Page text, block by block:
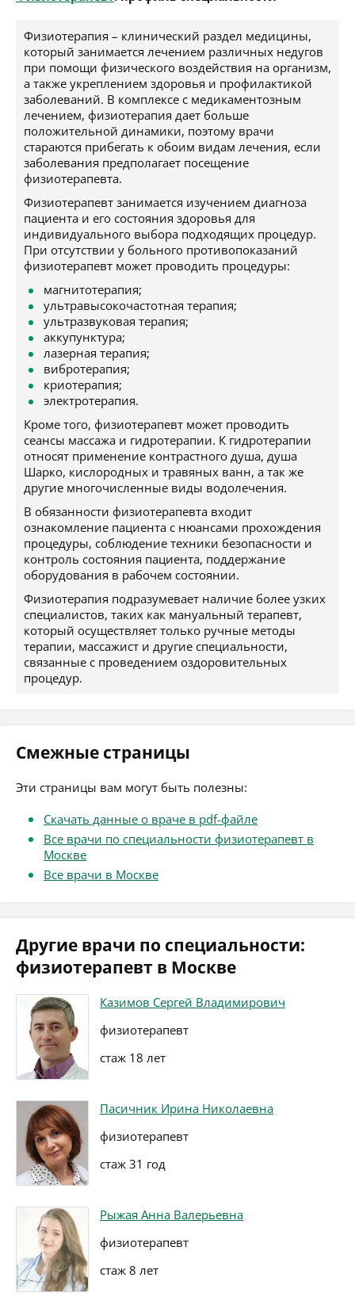
Физиотерапия – клинический раздел медицины,
который занимается лечением различных недугов
при помощи физического воздействия на организм,
а также укреплением здоровья и профилактикой
заболеваний. В комплексе с медикаментозным
лечением, физиотерапия дает больше
положительной динамики, поэтому врачи
стараются прибегать к обоим видам лечения, если
заболевания предполагает посещение
физиотерапевта.
Физиотерапевт занимается изучением диагноза
пациента и его состояния здоровья для
индивидуального выбора подходящих процедур.
При отсутствии у больного противопоказаний
физиотерапевт может проводить процедуры:
магнитотерапия;
ультравысокочастотная терапия;
ультразвуковая терапия;
аккупунктура;
лазерная терапия;
вибротерапия;
криотерапия;
электротерапия.
Кроме того, физиотерапевт может проводить
сеансы массажа и гидротерапии. К гидротерапии
относят применение контрастного душа, душа
Шарко, кислородных и травяных ванн, а так же
другие многочисленные виды водолечения.
В обязанности физиотерапевта входит
ознакомление пациента с нюансами прохождения
процедуры, соблюдение техники безопасности и
контроль состояния пациента, поддержание
оборудования в рабочем состоянии.
Физиотерапия подразумевает наличие более узких
специалистов, таких как мануальный терапевт,
который осуществляет только ручные методы
терапии, массажист и другие специальности,
связанные с проведением оздоровительных
процедур.
Смежные страницы
Эти страницы вам могут быть полезны:
Скачать данные о враче в pdf-файле
Все врачи по специальности физиотерапевт в
Москве
Все врачи в Москве
Другие врачи по специальности:
физиотерапевт в Москве
Казимов Сергей Владимирович
физиотерапевт
стаж 18 лет
Пасичник Ирина Николаевна
физиотерапевт
стаж 31 год
Рыжая Анна Валерьевна
физиотерапевт
стаж 8 лет